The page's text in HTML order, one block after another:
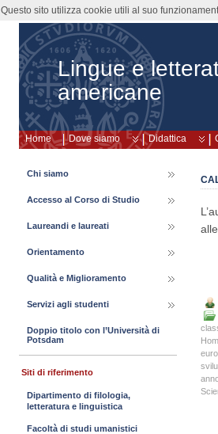
Lingue e
americane
Home Dove siamo Didattica
Chi siamo
Accesso al Corso di Studio
Laureandi e laureati
Orientamento
Qualità e Miglioramento
Servizi agli studenti
Doppio titolo con l’Università di
Potsdam
Siti di riferimento
Dipartimento di filologia,
letteratura e linguistica
Facoltà di studi umanistici
Questo sito utilizza cookie utili al suo